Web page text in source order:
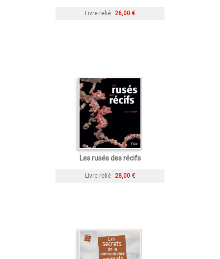
Livre relié 26,00 €
Les rusés des récifs
Livre relié 28,00 €